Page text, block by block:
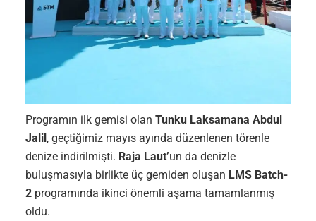
Programın ilk gemisi olan Tunku Laksamana Abdul
Jalil , geçtiğimiz mayıs ayında düzenlenen törenle
denize indirilmişti. Raja Laut’un da denizle
buluşmasıyla birlikte üç gemiden oluşan LMS Batch-
2 programında ikinci önemli aşama tamamlanmış
oldu.